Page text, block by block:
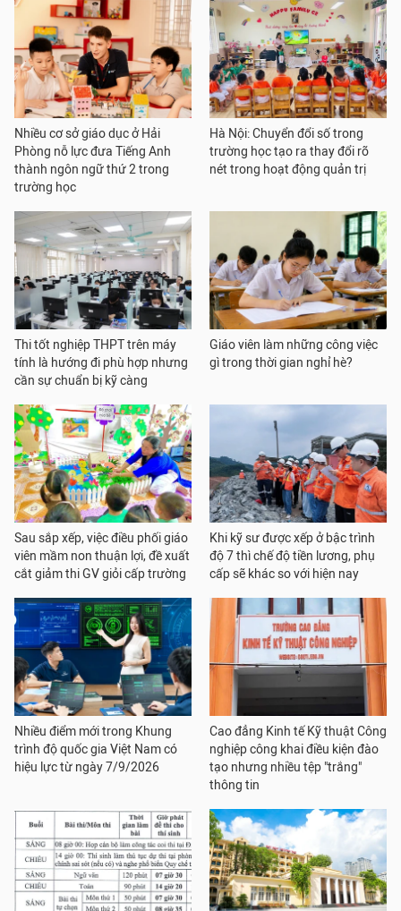
Nhiều cơ sở giáo dục ở Hải
Phòng nỗ lực đưa Tiếng Anh
thành ngôn ngữ thứ 2 trong
trường học
Hà Nội: Chuyển đổi số trong
trường học tạo ra thay đổi rõ
nét trong hoạt động quản trị
Thi tốt nghiệp THPT trên máy
tính là hướng đi phù hợp nhưng
cần sự chuẩn bị kỹ càng
Giáo viên làm những công việc
gì trong thời gian nghỉ hè?
Sau sắp xếp, việc điều phối giáo
viên mầm non thuận lợi, đề xuất
cắt giảm thi GV giỏi cấp trường
Khi kỹ sư được xếp ở bậc trình
độ 7 thì chế độ tiền lương, phụ
cấp sẽ khác so với hiện nay
Nhiều điểm mới trong Khung
trình độ quốc gia Việt Nam có
hiệu lực từ ngày 7/9/2026
Cao đẳng Kinh tế Kỹ thuật Công
nghiệp công khai điều kiện đào
tạo nhưng nhiều tệp "trắng"
thông tin